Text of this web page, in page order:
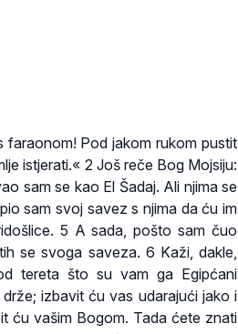
Pod jakom rukom pustit
istjerati.« 2 Još reče Bog Mojsiju:
sam se kao El Šadaj. Ali njima se
sam svoj savez s njima da ću im
5 A sada, pošto sam čuo
se svoga saveza. 6 Kaži, dakle,
tereta što su vam ga Egipćani
izbavit ću vas udarajući jako i
ću vašim Bogom. Tada ćete znati